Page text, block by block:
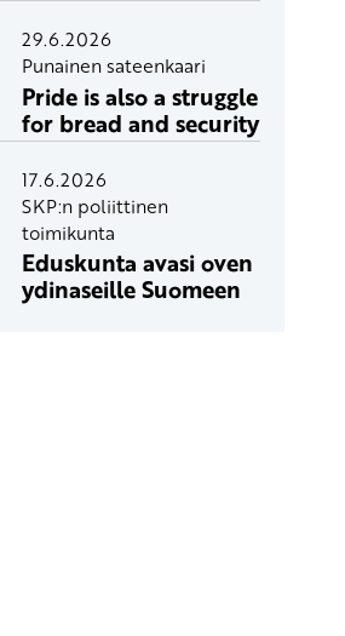
29.6.2026
Punainen sateenkaari
Pride is also a struggle
for bread and security
17.6.2026
SKP:n poliittinen
toimikunta
Eduskunta avasi oven
ydinaseille Suomeen